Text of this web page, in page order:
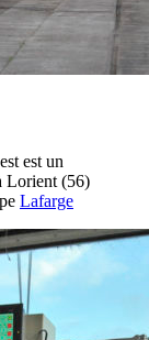
est un
Lorient (56)
Lafarge